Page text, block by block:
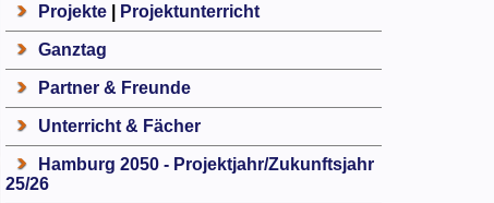
Projekte| Projektunterricht
Ganztag
Partner & Freunde
Unterricht & Fächer
Hamburg 2050 - Projektjahr/Zukunftsjahr
25/26